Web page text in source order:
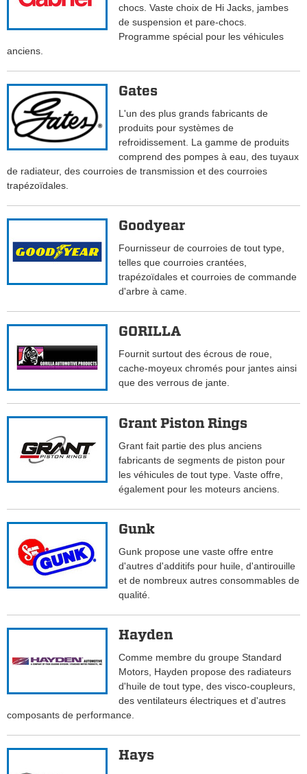
chocs. Vaste choix de Hi Jacks, jambes
de suspension et pare-chocs.
Programme spécial pour les véhicules
anciens.
Gates
L'un des plus grands fabricants de
produits pour systèmes de
refroidissement. La gamme de produits
comprend des pompes à eau, des tuyaux
de radiateur, des courroies de transmission et des courroies
trapézoïdales.
Goodyear
Fournisseur de courroies de tout type,
telles que courroies crantées,
trapézoïdales et courroies de commande
d'arbre à came.
GORILLA
Fournit surtout des écrous de roue,
cache-moyeux chromés pour jantes ainsi
que des verrous de jante.
Grant Piston Rings
Grant fait partie des plus anciens
fabricants de segments de piston pour
les véhicules de tout type. Vaste offre,
également pour les moteurs anciens.
Gunk
Gunk propose une vaste offre entre
d'autres d'additifs pour huile, d'antirouille
et de nombreux autres consommables de
qualité.
Hayden
Comme membre du groupe Standard
Motors, Hayden propose des radiateurs
d'huile de tout type, des visco-coupleurs,
des ventilateurs électriques et d'autres
composants de performance.
Hays